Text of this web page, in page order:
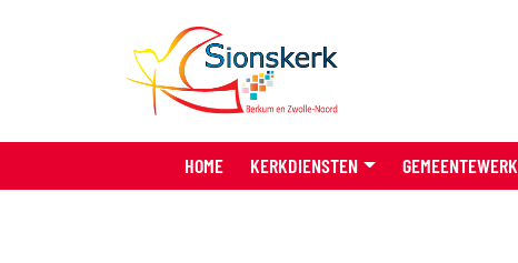
HOME KERKDIENSTEN GEMEENTEWERK